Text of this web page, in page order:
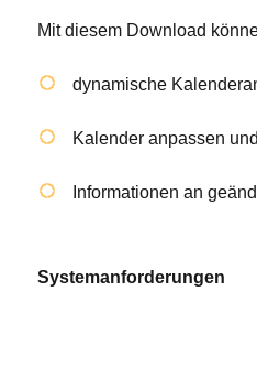
Mit diesem Download
dynamische
Kalender anpassen
Informationen an
Systemanforderungen